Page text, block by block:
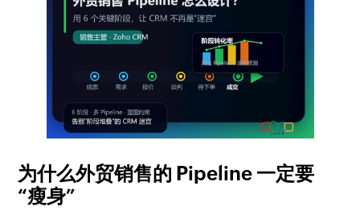
为什么外贸销售的 Pipeline 一定要
“瘦身”